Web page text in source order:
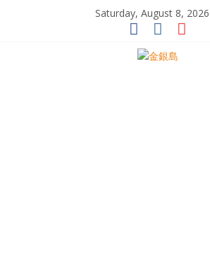
Saturday, August 8, 2026